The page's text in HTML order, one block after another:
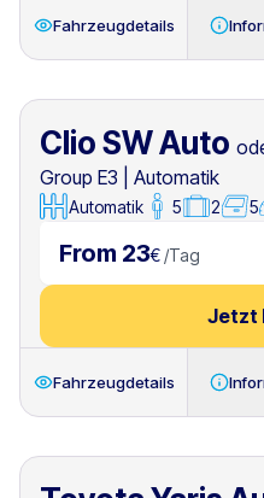
Fahrzeugdetails
Clio SW Auto
Group E3
Automatik
Automatik 5 2 5
From 23€ /Tag
Jetzt
Fahrzeugdetails